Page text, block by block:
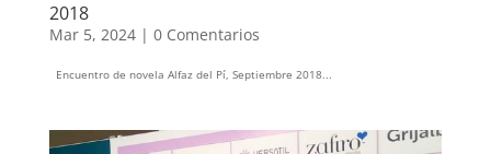
2018
Mar 5, 2024| 0 Comentarios
Encuentro de novela Alfaz del Pí, Septiembre 2018...